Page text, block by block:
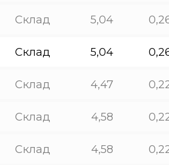
Склад 5,04
Склад 5,04
Склад 4,47
Склад 4,58
Склад 4,58